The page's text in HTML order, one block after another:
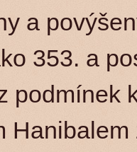
a
353. a
podmínek